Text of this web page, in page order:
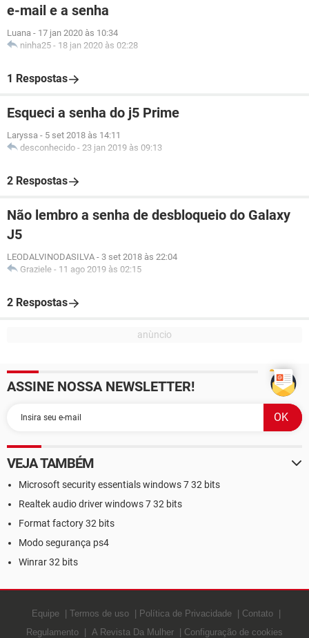
e-mail e a senha
Luana - 17 jan 2020 às 10:34
ninha25 - 18 jan 2020 às 02:28
1 Respostas
Esqueci a senha do j5 Prime
Laryssa - 5 set 2018 às 14:11
desconhecido - 23 jan 2019 às 09:13
2 Respostas
Não lembro a senha de desbloqueio do Galaxy
J5
LEODALVINODASILVA - 3 set 2018 às 22:04
Graziele - 11 ago 2019 às 02:15
2 Respostas
ASSINE NOSSA NEWSLETTER!
VEJA TAMBÉM
Microsoft security essentials windows 7 32 bits
Realtek audio driver windows 7 32 bits
Format factory 32 bits
Modo segurança ps4
Winrar 32 bits
Equipe Termos de uso Política de Privacidade
Contato
Regulamento
A Revista Da Mulher Configuração de cookies